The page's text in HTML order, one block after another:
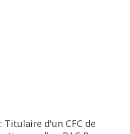
Titulaire d'un CFC de